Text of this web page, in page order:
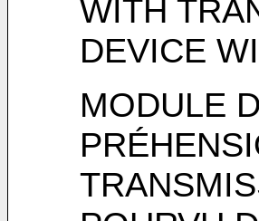
WITH
DEVICE
MODULE